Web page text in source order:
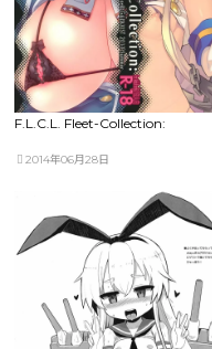
F.L.C.L. Fleet-Collection:
2014年06月28日